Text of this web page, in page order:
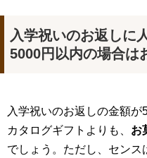
入学祝いのお返しに
5000円以内の場合は
入学祝いのお返しの金額
カタログギフトよりも、 お
でしょう。ただし、センス